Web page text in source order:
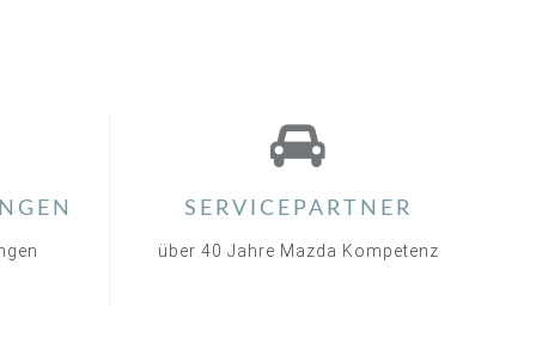
SERVICEPARTNER
über 40 Jahre Mazda Kompetenz